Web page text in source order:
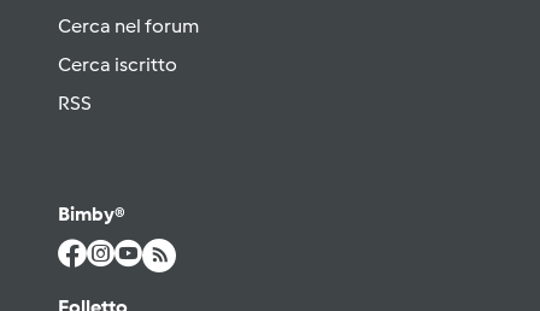
Cerca nel forum
Cerca iscritto
RSS
Bimby®